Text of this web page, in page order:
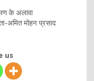
के अलावा
अमित मोहन प्रसाद
us